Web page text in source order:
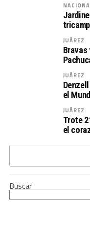
JUÁREZ
Bravas
JUÁREZ
el
JUÁREZ
Trote
el
Buscar